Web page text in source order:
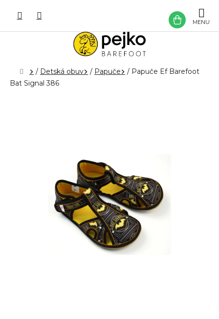
obsah
Domov
/ Detská obuv / Papuče / Papuče Ef Barefoot
Bat Signal 386